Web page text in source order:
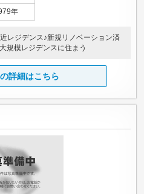
年
レジデンス♪新規リノベーション済
規模レジデンスに住まう
詳細はこちら